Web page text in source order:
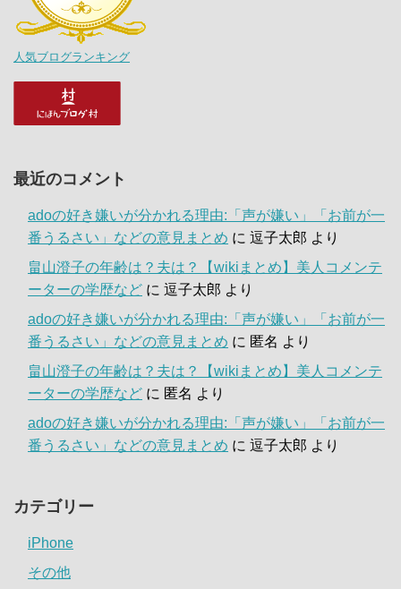
人気ブログランキング
最近のコメント
adoの好き嫌いが分かれる理由:「声が嫌い」「お前が一
番うるさい」などの意見まとめ に 逗子太郎 より
畠山澄子の年齢は？夫は？【wikiまとめ】美人コメンテ
ーターの学歴など に 逗子太郎 より
adoの好き嫌いが分かれる理由:「声が嫌い」「お前が一
番うるさい」などの意見まとめ に 匿名 より
畠山澄子の年齢は？夫は？【wikiまとめ】美人コメンテ
ーターの学歴など に 匿名 より
adoの好き嫌いが分かれる理由:「声が嫌い」「お前が一
番うるさい」などの意見まとめ に 逗子太郎 より
カテゴリー
iPhone
その他